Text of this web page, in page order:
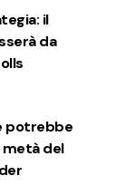
il
da
potrebbe
metà del